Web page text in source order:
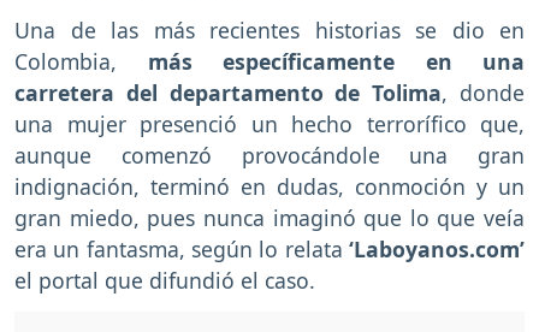
Una de las más recientes historias se dio en
Colombia, más específicamente en una
carretera del departamento de Tolima, donde
una mujer presenció un hecho terrorífico que,
aunque comenzó provocándole una gran
indignación, terminó en dudas, conmoción y un
gran miedo, pues nunca imaginó que lo que veía
era un fantasma, según lo relata ‘Laboyanos.com’
el portal que difundió el caso.